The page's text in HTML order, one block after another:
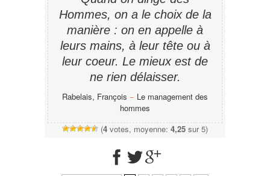
Hommes, on a le choix de la
manière : on en appelle à
leurs mains, à leur tête ou à
leur coeur. Le mieux est de
ne rien délaisser.
Rabelais, François − Le management des
hommes
(4 votes, moyenne: 4,25 sur 5)